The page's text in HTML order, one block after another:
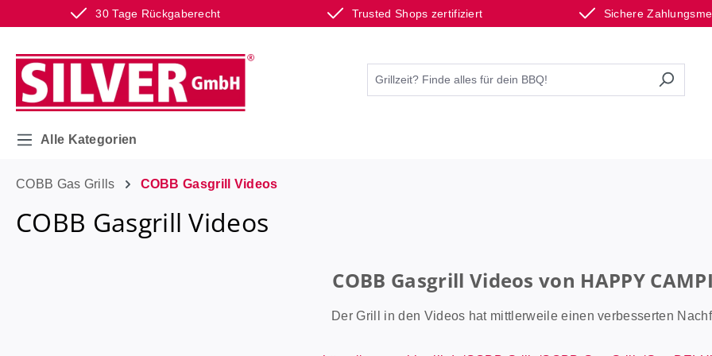
30 Tage Rückgaberecht Trusted Shops zertifiziert Sichere
Hauptinhalt springen
Zur Suche springen
Zur Hauptnavigation springen
Alle Kategorien
COBB Gas Grills COBB Gasgrill Videos
COBB Gasgrill Videos
COBB Gasgrill Videos von HAPPY
Der Grill in den Videos hat mittlerweile einen verbesserten